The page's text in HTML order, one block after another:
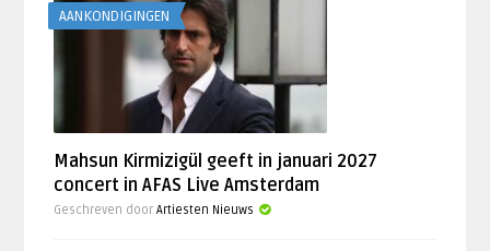
AANKONDIGINGEN
Mahsun Kirmizigül geeft in januari 2027
concert in AFAS Live Amsterdam
Geschreven doorArtiesten Nieuws